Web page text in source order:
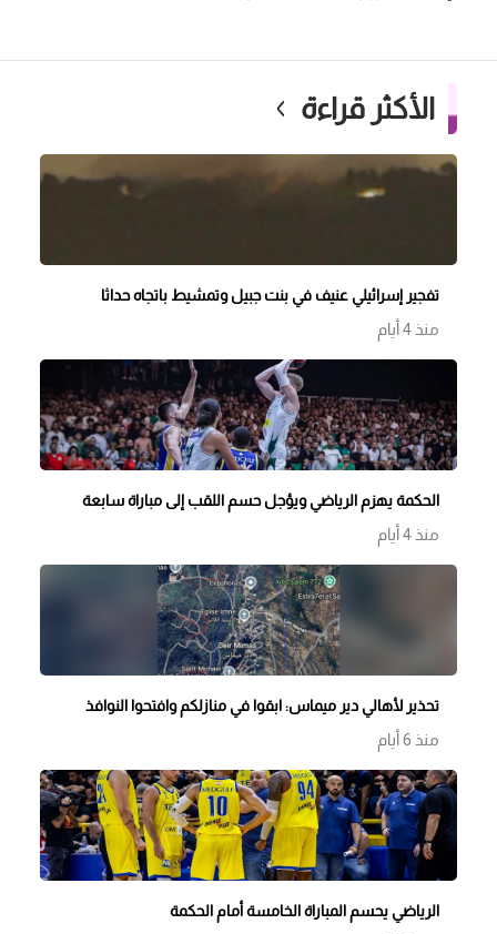
الأكثر قراءة
تفجير إسرائيلي عنيف في بنت جبيل وتمشيط باتجاه حداثا
منذ 4 أيام
الحكمة يهزم الرياضي ويؤجل حسم اللقب إلى مباراة سابعة
منذ 4 أيام
تحذير لأهالي دير ميماس: ابقوا في منازلكم وافتحوا النوافذ
منذ 6 أيام
الرياضي يحسم المباراة الخامسة أمام الحكمة